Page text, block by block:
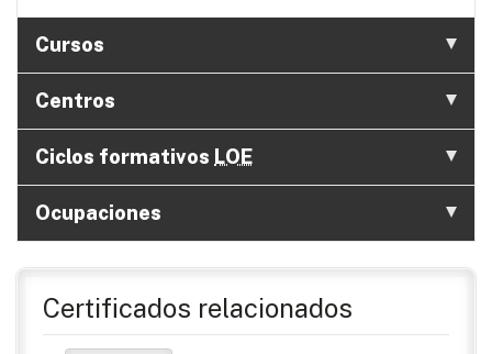
Cursos
Centros
Ciclos formativos LOE
Ocupaciones
Certificados relacionados